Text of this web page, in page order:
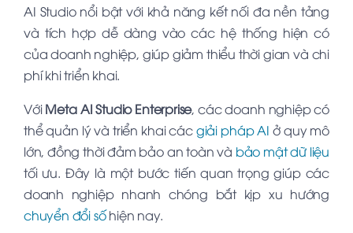
AI Studio nổi bật với khả năng kết nối đa nền tảng
và tích hợp dễ dàng vào các hệ thống hiện có
của doanh nghiệp, giúp giảm thiểu thời gian và chi
phí khi triển khai.
VớiMeta AI Studio Enterprise, các doanh nghiệp có
thể quản lý và triển khai cácgiải pháp AI ở quy mô
lớn, đồng thời đảm bảo an toàn và bảo mật dữ liệu
tối ưu. Đây là một bước tiến quan trọng giúp các
doanh nghiệp nhanh chóng bắt kịp xu hướng
chuyển đổi sốhiện nay.